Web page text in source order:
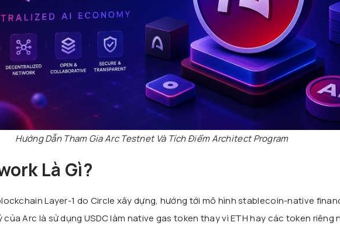
Hướng Dẫn Tham Gia Arc Testnet Và Tích Điểm Architect Program
Là Gì?
Layer-1 do Circle xây dựng, hướng tới mô hình stablecoin-native
của Arc là sử dụng USDC làm native gas token thay vì ETH hay các token riêng